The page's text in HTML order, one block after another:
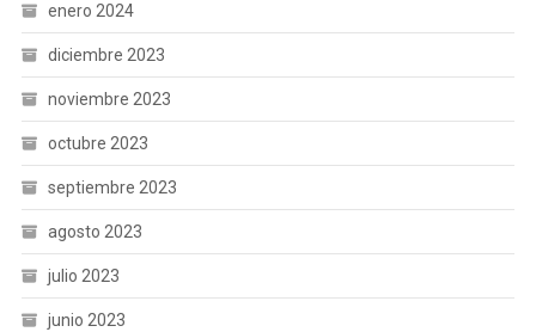
enero 2024
diciembre 2023
noviembre 2023
octubre 2023
septiembre 2023
agosto 2023
julio 2023
junio 2023